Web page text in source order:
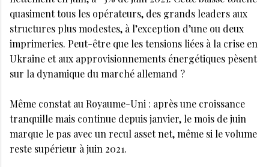
quasiment tous les opérateurs, des grands leaders aux
structures plus modestes, à l’exception d’une ou deux
imprimeries. Peut-être que les tensions liées à la crise en
Ukraine et aux approvisionnements énergétiques pèsent
sur la dynamique du marché allemand ?
Même constat au Royaume-Uni : après une croissance
tranquille mais continue depuis janvier, le mois de juin
marque le pas avec un recul asset net, même si le volume
reste supérieur à juin 2021.